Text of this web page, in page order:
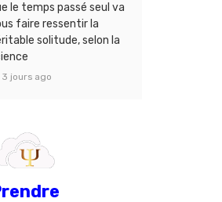
le temps passé seul va
faire ressentir la
solitude, selon la
3 jours ago